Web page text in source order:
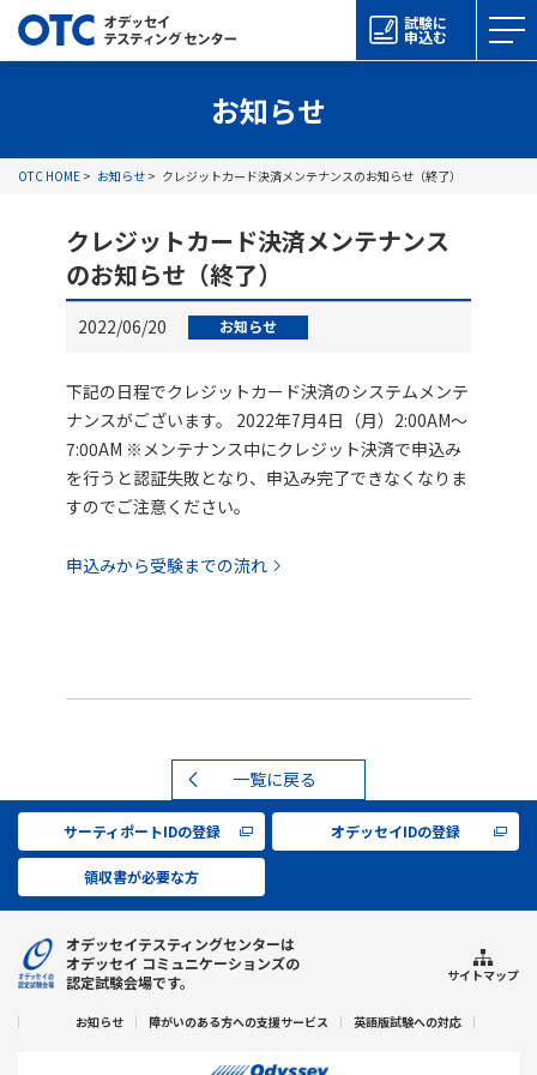
試験に
申込む
お知らせ
OTC HOME お知らせ クレジットカード決済メンテナンスのお知らせ（終了）
クレジットカード決済メンテナンス
のお知らせ（終了）
2022/06/20 お知らせ
下記の日程でクレジットカード決済のシステムメンテ
ナンスがございます。 2022年7月4日（月）2:00AM～
7:00AM ※メンテナンス中にクレジット決済で申込み
を行うと認証失敗となり、申込み完了できなくなりま
すのでご注意ください。
申込みから受験までの流れ
一覧に戻る
サーティポートIDの登録 オデッセイIDの登録
領収書が必要な方
オデッセイテスティングセンターは
オデッセイ コミュニケーションズの
認定試験会場です。
お知らせ 障がいのある方への支援サービス 英語版試験への対応
サイトマップ